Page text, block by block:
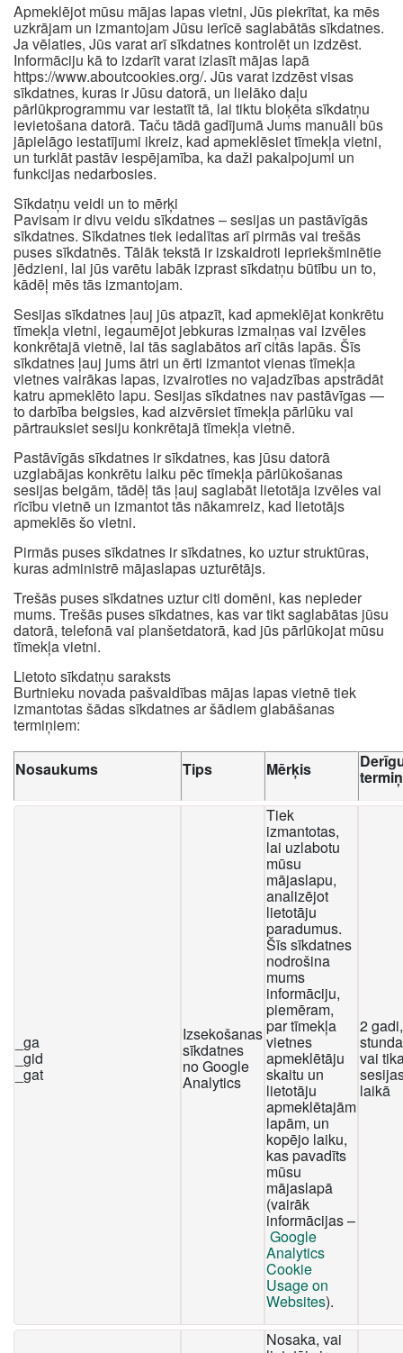
Apmeklējot mūsu mājas lapas vietni, Jūs piekrītat, ka mēs
uzkrājam un izmantojam Jūsu ierīcē saglabātās sīkdatnes.
Ja vēlaties, Jūs varat arī sīkdatnes kontrolēt un izdzēst.
Informāciju kā to izdarīt varat izlasīt mājas lapā
https://www.aboutcookies.org/. Jūs varat izdzēst visas
sīkdatnes, kuras ir Jūsu datorā, un lielāko daļu
pārlūkprogrammu var iestatīt tā, lai tiktu bloķēta sīkdatņu
ievietošana datorā. Taču tādā gadījumā Jums manuāli būs
jāpielāgo iestatījumi ikreiz, kad apmeklēsiet tīmekļa vietni,
un turklāt pastāv iespējamība, ka daži pakalpojumi un
funkcijas nedarbosies.
Sīkdatņu veidi un to mērķi
Pavisam ir divu veidu sīkdatnes – sesijas un pastāvīgās
sīkdatnes. Sīkdatnes tiek iedalītas arī pirmās vai trešās
puses sīkdatnēs. Tālāk tekstā ir izskaidroti iepriekšminētie
jēdzieni, lai jūs varētu labāk izprast sīkdatņu būtību un to,
kādēļ mēs tās izmantojam.
Sesijas sīkdatnes ļauj jūs atpazīt, kad apmeklējat konkrētu
tīmekļa vietni, iegaumējot jebkuras izmaiņas vai izvēles
konkrētajā vietnē, lai tās saglabātos arī citās lapās. Šīs
sīkdatnes ļauj jums ātri un ērti izmantot vienas tīmekļa
vietnes vairākas lapas, izvairoties no vajadzības apstrādāt
katru apmeklēto lapu. Sesijas sīkdatnes nav pastāvīgas —
to darbība beigsies, kad aizvērsiet tīmekļa pārlūku vai
pārtrauksiet sesiju konkrētajā tīmekļa vietnē.
Pastāvīgās sīkdatnes ir sīkdatnes, kas jūsu datorā
uzglabājas konkrētu laiku pēc tīmekļa pārlūkošanas
sesijas beigām, tādēļ tās ļauj saglabāt lietotāja izvēles vai
rīcību vietnē un izmantot tās nākamreiz, kad lietotājs
apmeklēs šo vietni.
Pirmās puses sīkdatnes ir sīkdatnes, ko uztur struktūras,
kuras administrē mājaslapas uzturētājs.
Trešās puses sīkdatnes uztur citi domēni, kas nepieder
mums. Trešās puses sīkdatnes, kas var tikt saglabātas jūsu
datorā, telefonā vai planšetdatorā, kad jūs pārlūkojat mūsu
tīmekļa vietni.
Lietoto sīkdatņu saraksts
Burtnieku novada pašvaldības mājas lapas vietnē tiek
izmantotas šādas sīkdatnes ar šādiem glabāšanas
termiņiem:
Nosaukums Tips Mērķis
_ga
_gid
_gat
Izsekošanas
sīkdatnes
no Google
Analytics
Tiek
izmantotas,
lai uzlabotu
mūsu
mājaslapu,
analizējot
lietotāju
paradumus.
Šīs sīkdatnes
nodrošina
mums
informāciju,
piemēram,
par tīmekļa
vietnes
apmeklētāju
skaitu un
lietotāju
apmeklētajām
lapām, un
kopējo laiku,
kas pavadīts
mūsu
mājaslapā
(vairāk
informācijas –
Google
Analytics
Cookie
Usage on
Websites).
2
vai
laikā
Nosaka, vai